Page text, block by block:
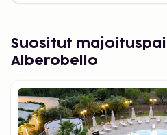
Suositut
Alberobello